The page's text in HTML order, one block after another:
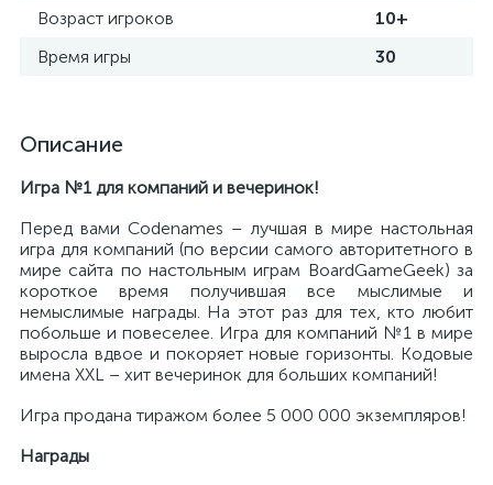
Возраст игроков
10+
Время игры
30
Описание
Игра №1 для компаний и вечеринок!
Перед вами Codenames – лучшая в мире настольная
игра для компаний (по версии самого авторитетного в
мире сайта по настольным играм BoardGameGeek) за
короткое время получившая все мыслимые и
немыслимые награды. На этот раз для тех, кто любит
побольше и повеселее. Игра для компаний №1 в мире
выросла вдвое и покоряет новые горизонты. Кодовые
имена XXL – хит вечеринок для больших компаний!
Игра продана тиражом более 5 000 000 экземпляров!
Награды